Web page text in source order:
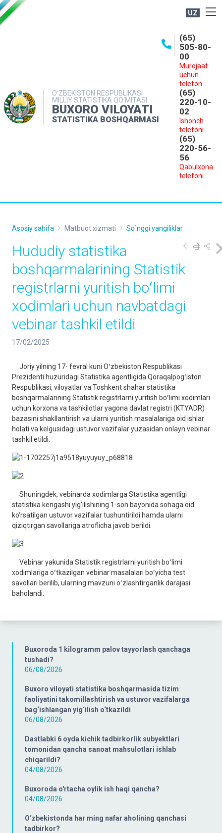
UZ
O‘ZBEKISTON RESPUBLIKASI
MILLIY STATISTIKA QO‘MITASI
BUXORO VILOYATI
STATISTIKA BOSHQARMASI
(65)
505-80-
00
Murojaat
uchun
telefon
(65)
220-10-
02
Ishonch
telefoni
(65)
220-56-
56
Qabulxona
telefoni
MATBUOT XIZMATI
MUROJAATLAR
Buxoroda 1 kilogramm palov tayyorlash qanchaga
tushadi?
06/08/2026
Buxoro viloyati statistika boshqarmasida tizim
faoliyatini takomillashtirish va ustuvor vazifalarga
bag‘ishlangan yig‘ilish o‘tkazildi
06/08/2026
Dastlabki 6 oyda kichik tadbirkorlik subyektlari
tomonidan qancha sanoat mahsulotlari ishlab
chiqarildi?
04/08/2026
Buxoroda o'rtacha oylik ish haqi qancha?
04/08/2026
O‘zbekistonda har ming nafar aholining qanchasi
tadbirkor?
Asosiy sahifa Matbuot xizmati So`nggi yangiliklar
Hududiy statistika
boshqarmalarining Statistik
registrlarni yuritish boʻlimi
xodimlari uchun navbatdagi
vebinar tashkil etildi
17/02/2025
Joriy yilning 17- fevral kuni Oʻzbekiston Respublikasi
Prezidenti huzuridagi Statistika agentligida Qoraqalpogʻiston
Respublikasi, viloyatlar va Toshkent shahar statistika
boshqarmalarining Statistik registrlarni yuritish boʻlimi xodimlari
uchun korxona va tashkilotlar yagona davlat registri (KTYADR)
bazasini shakllantirish va ularni yuritish masalalariga oid ishlar
holati va kelgusidagi ustuvor vazifalar yuzasidan onlayn vebinar
tashkil etildi.
Shuningdek, vebinarda xodimlarga Statistika agentligi
statistika kengashi yig‘ilishining 1-son bayonida sohaga oid
ko‘rsatilgan ustuvor vazifalar tushuntirildi hamda ularni
qiziqtirgan savollariga atroflicha javob berildi.
Vebinar yakunida Statistik registrlarni yuritish boʻlimi
xodimlariga oʻtkazilgan vebinar masalalari boʻyicha test
savollari berilib, ularning mavzuni oʻzlashtirganlik darajasi
baholandi.